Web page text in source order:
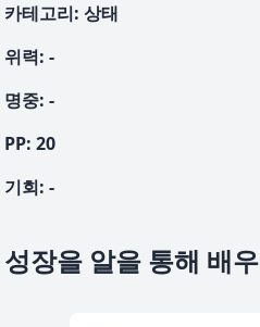
카테고리: 상태
위력: -
명중: -
PP: 20
기회: -
성장을 알을 통해 배